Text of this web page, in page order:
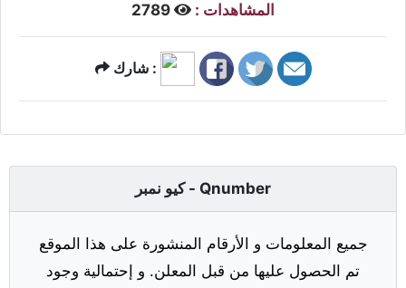
المشاهدات :
شارك :
كيو نمبر - Qnumber
جميع المعلومات و الأرقام المنشورة على هذا الموقع
تم الحصول عليها من قبل المعلن. و إحتمالية وجود